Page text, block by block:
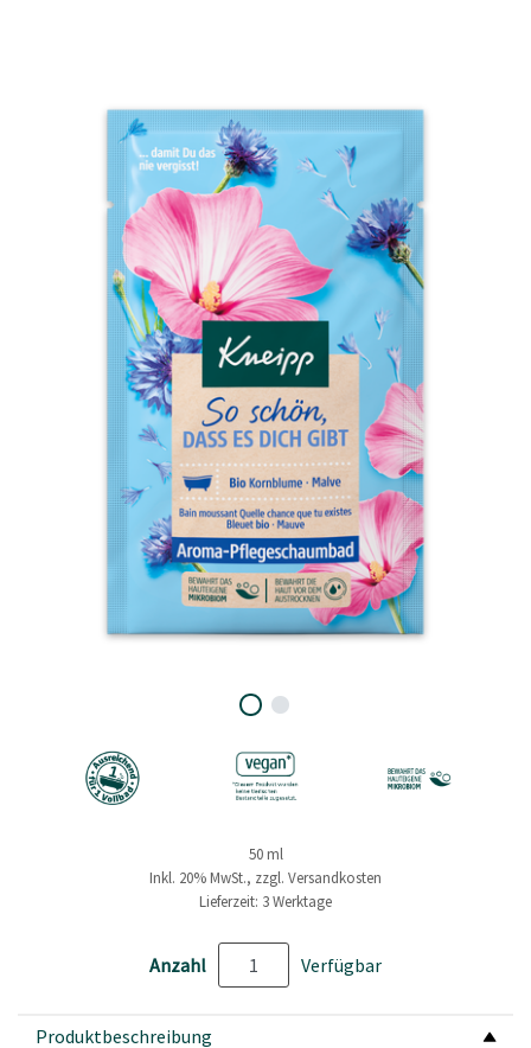
50 ml
Inkl. 20% MwSt., zzgl. Versandkosten
Lieferzeit: 3 Werktage
Anzahl Verfügbar
Produktbeschreibung